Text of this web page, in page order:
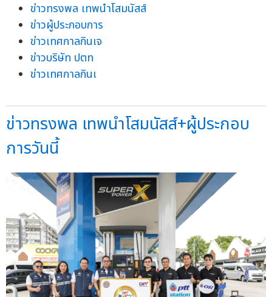
ข่าวทรงพล เทพนำโสมนัสส์
ข่าวผู้ประกอบการ
ข่าวเทศกาลกินเจ
ข่าวบริษัท ปตท
ข่าวเทศกาลกินเ
ข่าวทรงพล เทพนำโสมนัสส์+ผู้ประกอบ
การวันนี้